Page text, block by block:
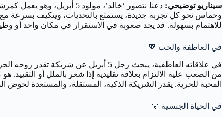
سيناريو توضيحي:
وحماس نحو كل تجربة جديدة، يستمتع بالتحديات، ويتكيف بسرعة مع
للاهتمام بسهولة. قد يجد صعوبة في الاستقرار في مكان واحد أو
في العاطفة والحب 💖
من الصعب عليه الالتزام بعلاقة تقليدية إذا شعر بالملل أو
المحبة للحرية. يقدر الشريكة الذكية، المستقلة، والمستعدة لخوض
في الحياة الجنسية 🌹